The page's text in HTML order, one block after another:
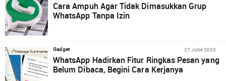
Cara Ampuh Agar Tidak Dimasukkan Grup
WhatsApp Tanpa Izin
Gadget 27 June 2025
WhatsApp Hadirkan Fitur Ringkas Pesan yang
Belum Dibaca, Begini Cara Kerjanya